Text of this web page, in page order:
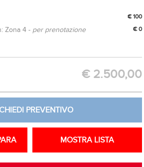
€ 100
Zona 4 - per prenotazione € 0
€ 2.500,00
PREVENTIVO
MOSTRA LISTA